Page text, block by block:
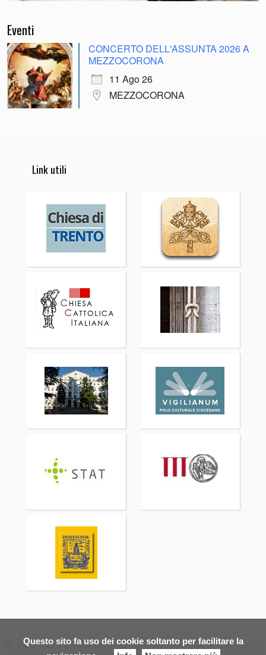
Questo sito fa uso dei cookie soltanto per facilitare la
Eventi
CONCERTO DELL'ASSUNTA 2026 A
MEZZOCORONA
11 Ago 26
MEZZOCORONA
Link utili
© 2026 Zona Pastorale di Mezzolombardo Parrocchia Santa